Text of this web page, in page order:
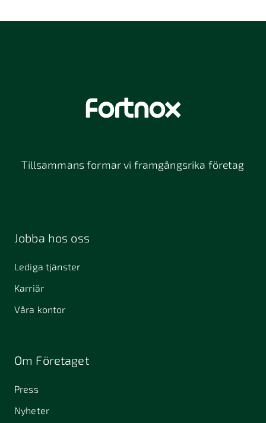
Tillsammans formar vi framgångsrika företag
Jobba hos oss
Lediga tjänster
Karriär
Våra kontor
Om Företaget
Press
Nyheter